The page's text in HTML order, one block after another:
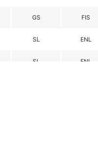
GS FIS
SL ENL
SL ENL